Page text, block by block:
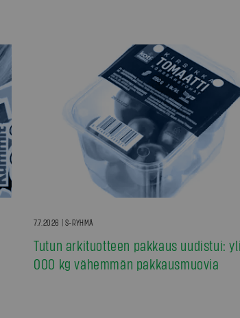
7.7.2026 | S-RYHMÄ
Tutun arkituotteen pakkaus uudistui:
000 kg vähemmän pakkausmuovia